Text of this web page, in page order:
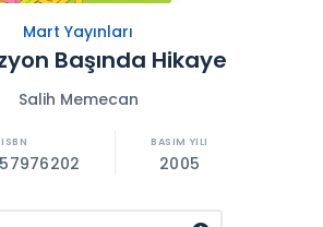
Mart Yayınları
Başında Hikaye
Salih Memecan
2005